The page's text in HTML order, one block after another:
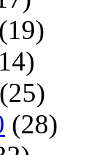
(19)
(25)
(28)